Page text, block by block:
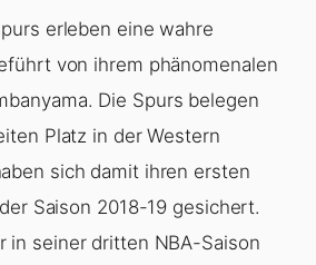
erleben eine wahre
von ihrem phänomenalen
Die Spurs belegen
Platz in der Western
sich damit ihren ersten
Saison 2018-19 gesichert.
in seiner dritten NBA-Saison